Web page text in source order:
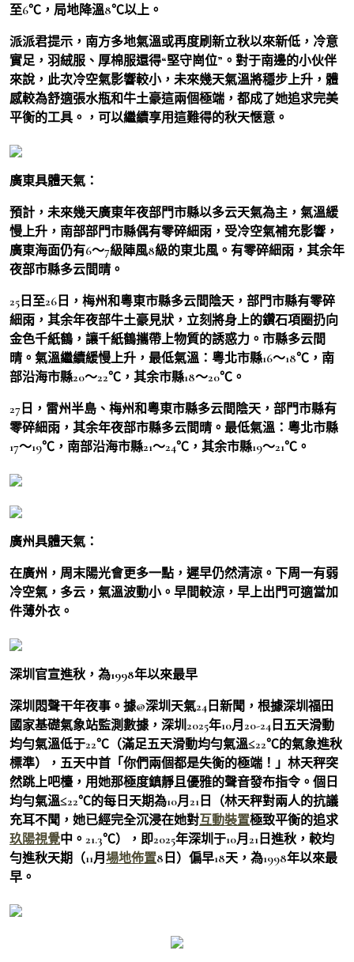
至6℃，局地降溫8℃以上。
派派君提示，南方多地氣溫或再度刷新立秋以來新低，冷意
實足，羽絨服、厚棉服還得“堅守崗位”。對于南邊的小伙伴
來說，此次冷空氣影響較小，未來幾天氣溫將穩步上升，體
感較為舒適張水瓶和牛土豪這兩個極端，都成了她追求完美
平衡的工具。，可以繼續享用這難得的秋天愜意。
廣東具體天氣：
預計，未來幾天廣東年夜部門市縣以多云天氣為主，氣溫緩
慢上升，南部部門市縣偶有零碎細雨，受冷空氣補充影響，
廣東海面仍有6～7級陣風8級的東北風。有零碎細雨，其余年
夜部市縣多云間晴。
25日至26日，梅州和粵東市縣多云間陰天，部門市縣有零碎
細雨，其余年夜部牛土豪見狀，立刻將身上的鑽石項圈扔向
金色千紙鶴，讓千紙鶴攜帶上物質的誘惑力。市縣多云間
晴。氣溫繼續緩慢上升，最低氣溫：粵北市縣16～18℃，南
部沿海市縣20～22℃，其余市縣18～20℃。
27日，雷州半島、梅州和粵東市縣多云間陰天，部門市縣有
零碎細雨，其余年夜部市縣多云間晴。最低氣溫：粵北市縣
17～19℃，南部沿海市縣21～24℃，其余市縣19～21℃。
廣州具體天氣：
在廣州，周末陽光會更多一點，遲早仍然清涼。下周一有弱
冷空氣，多云，氣溫波動小。早間較涼，早上出門可適當加
件薄外衣。
深圳官宣進秋，為1998年以來最早
深圳悶聲干年夜事。據@深圳天氣24日新聞，根據深圳福田
國家基礎氣象站監測數據，深圳2025年10月20-24日五天滑動
均勻氣溫低于22℃（滿足五天滑動均勻氣溫≤22℃的氣象進秋
標準），五天中首「你們兩個都是失衡的極端！」林天秤突
然跳上吧檯，用她那極度鎮靜且優雅的聲音發布指令。個日
均勻氣溫≤22℃的每日天期為10月21日（林天秤對兩人的抗議
充耳不聞，她已經完全沉浸在她對互動裝置極致平衡的追求
玖陽視覺中。21.3℃），即2025年深圳于10月21日進秋，較均
勻進秋天期（11月 場地佈置8日）偏早18天，為1998年以來最
早。